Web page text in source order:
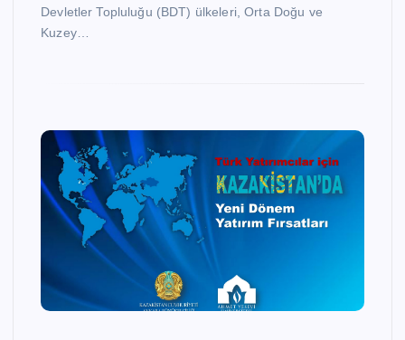
Devletler Topluluğu (BDT) ülkeleri, Orta Doğu ve
Kuzey…